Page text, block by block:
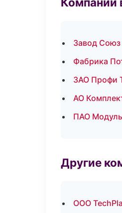
Завод
Фабрика
ЗАО Профи
АО
ПАО
Другие
ООО